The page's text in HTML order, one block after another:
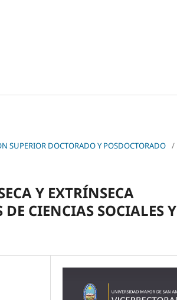
SUPERIOR DOCTORADO Y POSDOCTORADO /
Y EXTRÍNSECA
CIENCIAS SOCIALES Y